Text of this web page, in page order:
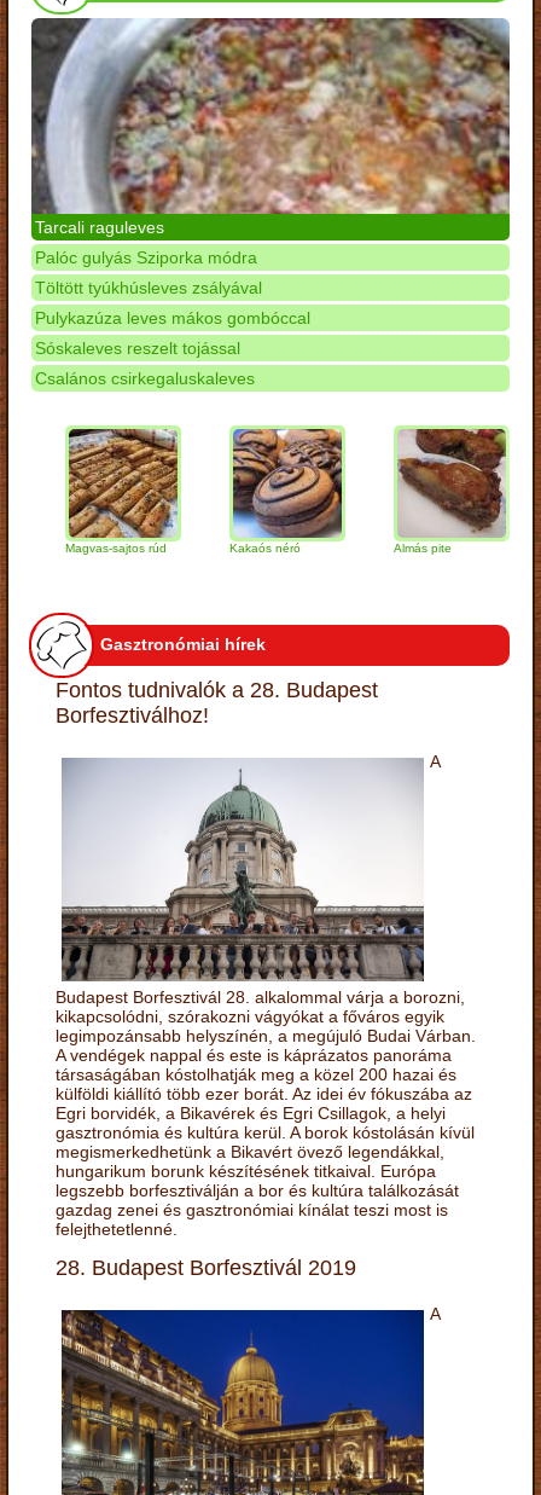
Tarcali raguleves
Palóc gulyás Sziporka módra
Töltött tyúkhúsleves zsályával
Pulykazúza leves mákos gombóccal
Sóskaleves reszelt tojással
Csalános csirkegaluskaleves
Magvas-sajtos rúd Kakaós néró Almás pite
Gasztronómiai hírek
Fontos tudnivalók a 28. Budapest
Borfesztiválhoz!
A
Budapest Borfesztivál 28. alkalommal várja a borozni,
kikapcsolódni, szórakozni vágyókat a főváros egyik
legimpozánsabb helyszínén, a megújuló Budai Várban.
A vendégek nappal és este is káprázatos panoráma
társaságában kóstolhatják meg a közel 200 hazai és
külföldi kiállító több ezer borát. Az idei év fókuszába az
Egri borvidék, a Bikavérek és Egri Csillagok, a helyi
gasztronómia és kultúra kerül. A borok kóstolásán kívül
megismerkedhetünk a Bikavért övező legendákkal,
hungarikum borunk készítésének titkaival. Európa
legszebb borfesztiválján a bor és kultúra találkozását
gazdag zenei és gasztronómiai kínálat teszi most is
felejthetetlenné.
28. Budapest Borfesztivál 2019
A